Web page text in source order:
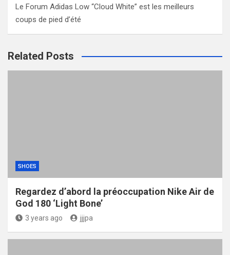
Le Forum Adidas Low “Cloud White” est les meilleurs
coups de pied d’été
Related Posts
SHOES
Regardez d’abord la préoccupation Nike Air de
God 180 ‘Light Bone’
3 years ago jjjpa